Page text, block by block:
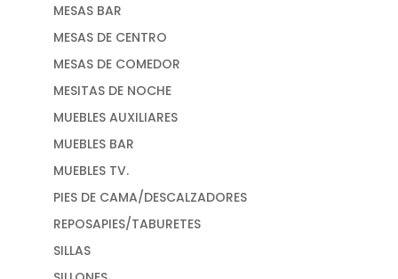
MESAS BAR
MESAS DE CENTRO
MESAS DE COMEDOR
MESITAS DE NOCHE
MUEBLES AUXILIARES
MUEBLES BAR
MUEBLES TV.
PIES DE CAMA/DESCALZADORES
REPOSAPIES/TABURETES
SILLAS